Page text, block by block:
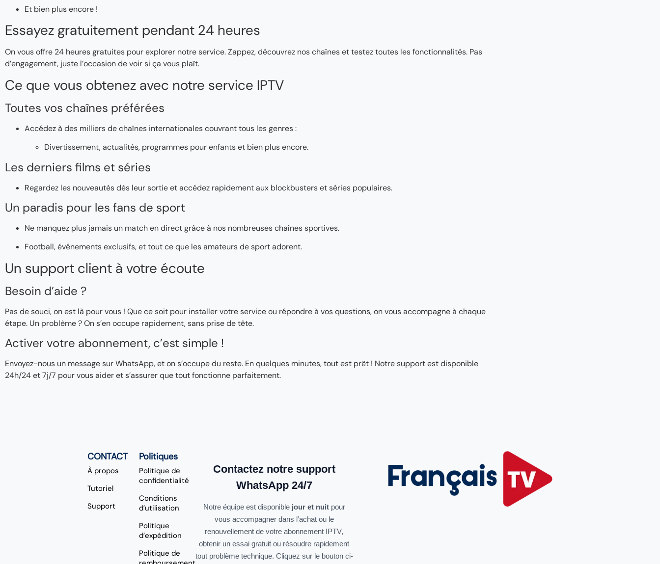
Et bien plus encore !
Essayez gratuitement pendant 24 heures
On vous offre 24 heures gratuites pour explorer notre service. Zappez, découvrez nos chaînes et testez toutes les fonctionnalités. Pas
d’engagement, juste l’occasion de voir si ça vous plaît.
Ce que vous obtenez avec notre service IPTV
Toutes vos chaînes préférées
Accédez à des milliers de chaînes internationales couvrant tous les genres :
Divertissement, actualités, programmes pour enfants et bien plus encore.
Les derniers films et séries
Regardez les nouveautés dès leur sortie et accédez rapidement aux blockbusters et séries populaires.
Un paradis pour les fans de sport
Ne manquez plus jamais un match en direct grâce à nos nombreuses chaînes sportives.
Football, événements exclusifs, et tout ce que les amateurs de sport adorent.
Un support client à votre écoute
Besoin d’aide ?
Pas de souci, on est là pour vous ! Que ce soit pour installer votre service ou répondre à vos questions, on vous accompagne à chaque
étape. Un problème ? On s’en occupe rapidement, sans prise de tête.
Activer votre abonnement, c’est simple !
Envoyez-nous un message sur WhatsApp, et on s’occupe du reste. En quelques minutes, tout est prêt ! Notre support est disponible
24h/24 et 7j/7 pour vous aider et s’assurer que tout fonctionne parfaitement.
CONTACT
À propos
Tutoriel
Support
Politiques
Politique de
confidentialité
Conditions
d’utilisation
Politique
d’expédition
Politique de
Contactez notre support
WhatsApp 24/7
Notre équipe est disponible jour et nuitpour
vous accompagner dans l’achat ou le
renouvellement de votre abonnement IPTV,
obtenir un essai gratuit ou résoudre rapidement
tout problème technique. Cliquez sur le bouton ci-